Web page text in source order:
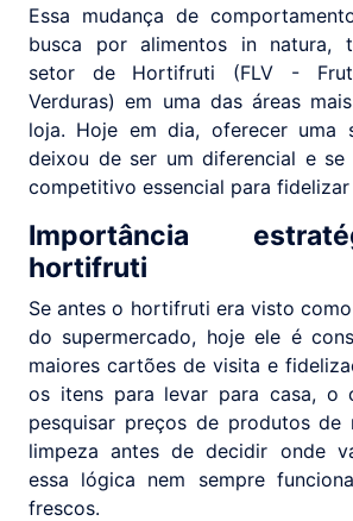
Essa mudança de
busca por alimentos in natura,
setor de Hortifruti (FLV -
Verduras) em uma das áreas
loja. Hoje em dia, oferecer uma
deixou de ser um diferencial e
competitivo essencial para
Importância
hortifruti
Se antes o hortifruti era visto
do supermercado, hoje ele é
maiores cartões de visita e
os itens para levar para casa, o
pesquisar preços de produtos de
limpeza antes de decidir onde
essa lógica nem sempre
frescos.